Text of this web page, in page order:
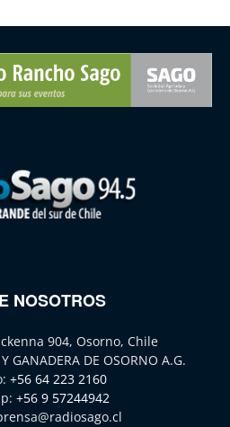
NOSOTROS
904, Osorno, Chile
GANADERA DE OSORNO A.G.
+56 64 223 2160
+56 9 57244942